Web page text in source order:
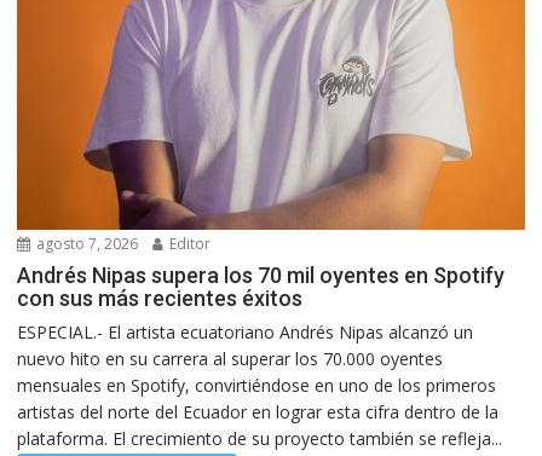
agosto 7, 2026 Editor
Andrés Nipas supera los 70 mil oyentes en Spotify
con sus más recientes éxitos
ESPECIAL.- El artista ecuatoriano Andrés Nipas alcanzó un
nuevo hito en su carrera al superar los 70.000 oyentes
mensuales en Spotify, convirtiéndose en uno de los primeros
artistas del norte del Ecuador en lograr esta cifra dentro de la
plataforma. El crecimiento de su proyecto también se refleja...